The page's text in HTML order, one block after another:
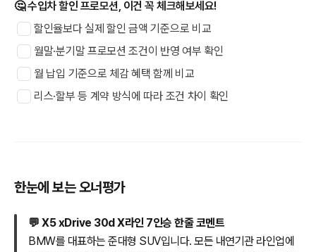
🤔 수입차 할인 프로모션, 이건 꼭 체크해보세요!
할인율보다 실제 할인 금액 기준으로 비교
월말·분기말 프로모션 조건이 반영 여부 확인
월 납입 기준으로 체감 혜택 함께 비교
리스·할부 등 계약 방식에 따라 조건 차이 확인
한눈에 보는 오너평가
💬 X5 xDrive 30d X라인 7인승 한줄 코멘트
BMW를 대표하는 준대형 SUV입니다. 모든 내연기관 라인업에